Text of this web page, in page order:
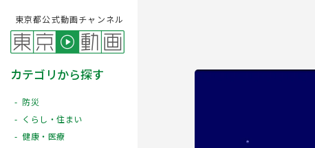
東京都公式動画チャンネル
カテゴリから探す
防災
くらし・住まい
健康・医療